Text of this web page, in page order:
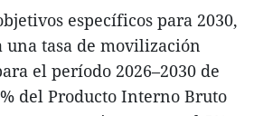
específicos para 2030,
tasa de movilización
el período 2026–2030 de
del Producto Interno Bruto